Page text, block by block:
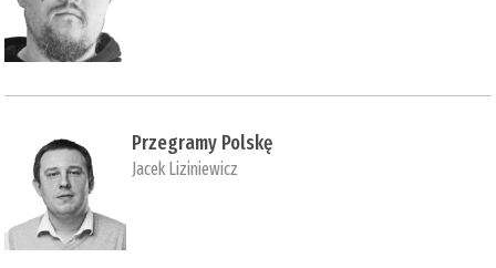
Przegramy Polskę
Jacek Liziniewicz